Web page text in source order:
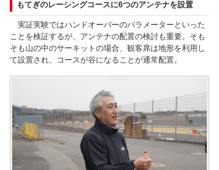
もてぎのレーシングコースに6つのアンテナを設置
実証実験ではハンドオーバーのパラメーターといった
ことを検証するが、アンテナの配置の検討も重要。そも
そも山の中のサーキットの場合、観客席は地形を利用し
て設置され、コースが谷になることが通常配置。